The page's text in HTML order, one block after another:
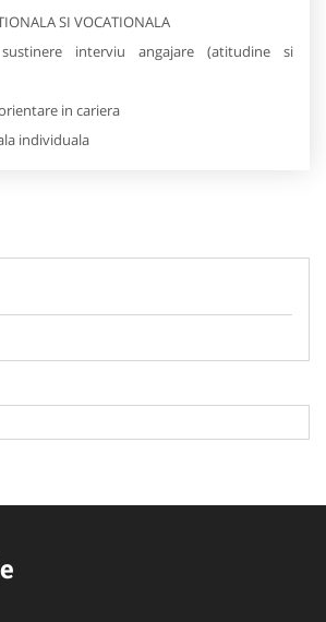
SI VOCATIONALA
interviu angajare (atitudine si
in cariera
individuala